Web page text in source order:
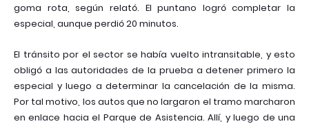
goma rota, según relató. El puntano logró completar la
especial, aunque perdió 20 minutos.
El tránsito por el sector se había vuelto intransitable, y esto
obligó a las autoridades de la prueba a detener primero la
especial y luego a determinar la cancelación de la misma.
Por tal motivo, los autos que no largaron el tramo marcharon
en enlace hacia el Parque de Asistencia. Allí, y luego de una